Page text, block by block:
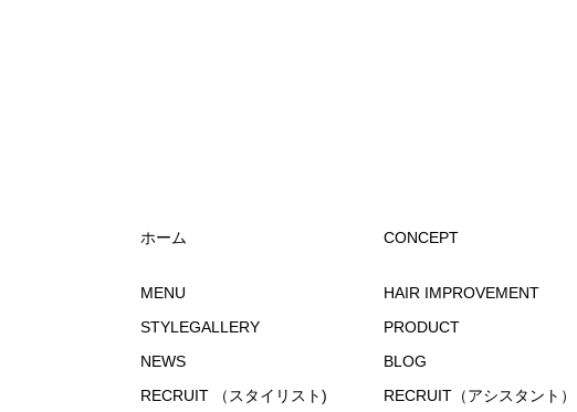
ホーム CONCEPT
MENU HAIR IMPROVEMENT
STYLEGALLERY
PRODUCT
NEWS
BLOG
RECRUIT （スタイリスト)
RECRUIT（アシスタント）